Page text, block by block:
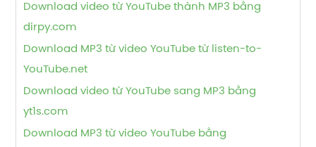
Download video từ YouTube thành MP3 bằng
dirpy.com
Download MP3 từ video YouTube từ listen-to-
YouTube.net
Download video từ YouTube sang MP3 bằng
yt1s.com
Download MP3 từ video YouTube bằng